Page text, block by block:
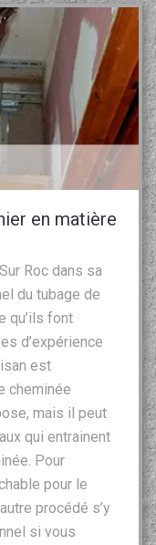
en matière
Roc dans sa
du tubage de
qu’ils font
d’expérience
est
cheminée
mais il peut
qui entrainent
Pour
pour le
procédé s’y
si vous